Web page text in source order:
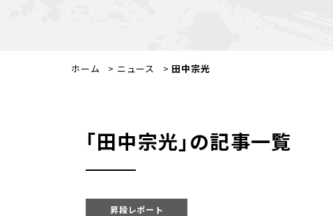
ホーム > ニュース > 田中宗光
｢田中宗光｣の記事一覧
昇段レポート